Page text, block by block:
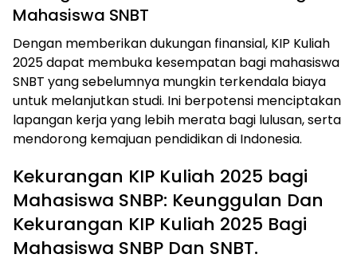
Mahasiswa SNBT
Dengan memberikan dukungan finansial, KIP Kuliah
2025 dapat membuka kesempatan bagi mahasiswa
SNBT yang sebelumnya mungkin terkendala biaya
untuk melanjutkan studi. Ini berpotensi menciptakan
lapangan kerja yang lebih merata bagi lulusan, serta
mendorong kemajuan pendidikan di Indonesia.
Kekurangan KIP Kuliah 2025 bagi
Mahasiswa SNBP: Keunggulan Dan
Kekurangan KIP Kuliah 2025 Bagi
Mahasiswa SNBP Dan SNBT.